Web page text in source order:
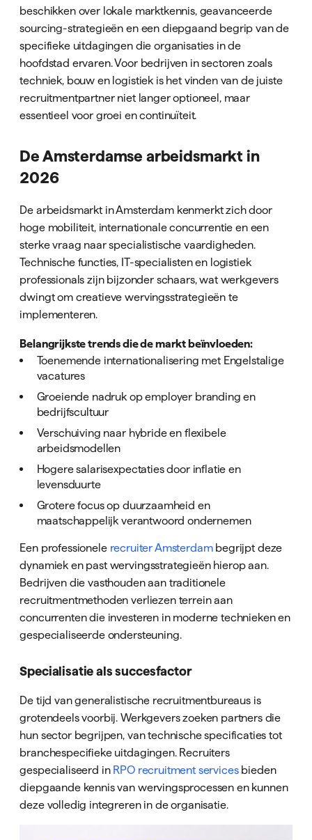
beschikken over lokale marktkennis, geavanceerde
sourcing-strategieën en een diepgaand begrip van de
specifieke uitdagingen die organisaties in de
hoofdstad ervaren. Voor bedrijven in sectoren zoals
techniek, bouw en logistiek is het vinden van de juiste
recruitmentpartner niet langer optioneel, maar
essentieel voor groei en continuïteit.
De Amsterdamse arbeidsmarkt in
2026
De arbeidsmarkt in Amsterdam kenmerkt zich door
hoge mobiliteit, internationale concurrentie en een
sterke vraag naar specialistische vaardigheden.
Technische functies, IT-specialisten en logistiek
professionals zijn bijzonder schaars, wat werkgevers
dwingt om creatieve wervingsstrategieën te
implementeren.
Belangrijkste trends die de markt beïnvloeden:
Toenemende internationalisering met Engelstalige
vacatures
Groeiende nadruk op employer branding en
bedrijfscultuur
Verschuiving naar hybride en flexibele
arbeidsmodellen
Hogere salarisexpectaties door inflatie en
levensduurte
Grotere focus op duurzaamheid en
maatschappelijk verantwoord ondernemen
Een professionele recruiter Amsterdambegrijpt deze
dynamiek en past wervingsstrategieën hierop aan.
Bedrijven die vasthouden aan traditionele
recruitmentmethoden verliezen terrein aan
concurrenten die investeren in moderne technieken en
gespecialiseerde ondersteuning.
Specialisatie als succesfactor
De tijd van generalistische recruitmentbureaus is
grotendeels voorbij. Werkgevers zoeken partners die
hun sector begrijpen, van technische specificaties tot
branchespecifieke uitdagingen. Recruiters
gespecialiseerd in RPO recruitment servicesbieden
diepgaande kennis van wervingsprocessen en kunnen
deze volledig integreren in de organisatie.